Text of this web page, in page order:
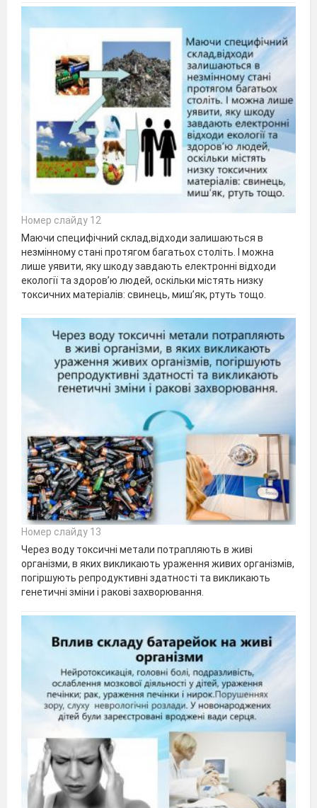
Номер слайду 12
Маючи специфічний склад,відходи залишаються в
незмінному стані протягом багатьох століть. І можна
лише уявити, яку шкоду завдають електронні відходи
екології та здоров’ю людей, оскільки містять низку
токсичних матеріалів: свинець, миш’як, ртуть тощо.
Номер слайду 13
Через воду токсичні метали потрапляють в живі
організми, в яких викликають ураження живих організмів,
погіршують репродуктивні здатності та викликають
генетичні зміни і ракові захворювання.